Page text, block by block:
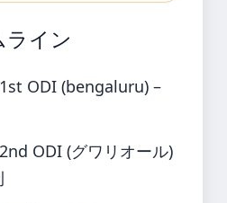
ライン
ODI (bengaluru) –
ODI (グワリオール)